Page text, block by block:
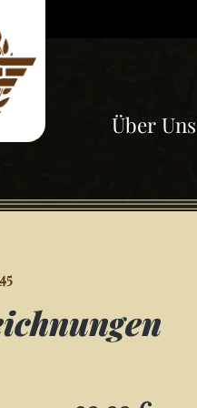
Über Uns
Regulärer Preis: